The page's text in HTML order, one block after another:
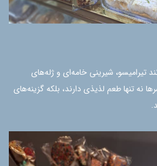
تیرامیسو، شیرینی خامه‌ای و ژله‌های
نه تنها طعم لذیذی دارند، بلکه گزینه‌های